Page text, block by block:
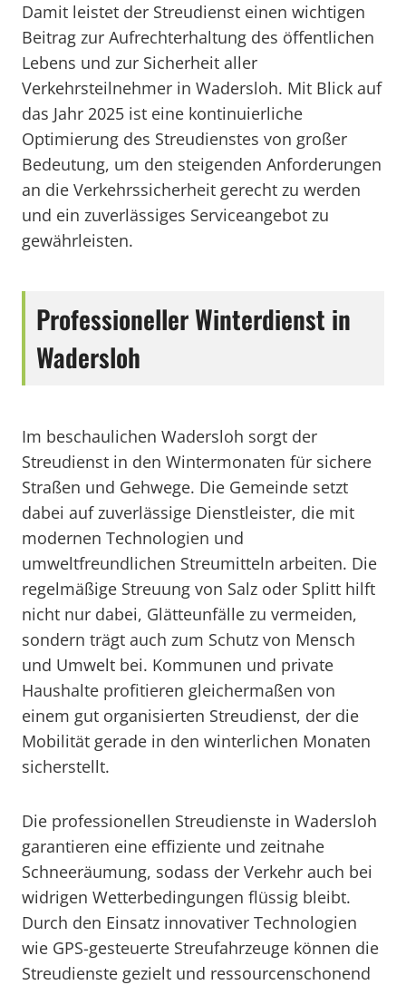
Damit leistet der Streudienst einen wichtigen
Beitrag zur Aufrechterhaltung des öffentlichen
Lebens und zur Sicherheit aller
Verkehrsteilnehmer in Wadersloh. Mit Blick auf
das Jahr 2025 ist eine kontinuierliche
Optimierung des Streudienstes von großer
Bedeutung, um den steigenden Anforderungen
an die Verkehrssicherheit gerecht zu werden
und ein zuverlässiges Serviceangebot zu
gewährleisten.
Professioneller Winterdienst in
Wadersloh
Im beschaulichen Wadersloh sorgt der
Streudienst in den Wintermonaten für sichere
Straßen und Gehwege. Die Gemeinde setzt
dabei auf zuverlässige Dienstleister, die mit
modernen Technologien und
umweltfreundlichen Streumitteln arbeiten. Die
regelmäßige Streuung von Salz oder Splitt hilft
nicht nur dabei, Glätteunfälle zu vermeiden,
sondern trägt auch zum Schutz von Mensch
und Umwelt bei. Kommunen und private
Haushalte profitieren gleichermaßen von
einem gut organisierten Streudienst, der die
Mobilität gerade in den winterlichen Monaten
sicherstellt.
Die professionellen Streudienste in Wadersloh
garantieren eine effiziente und zeitnahe
Schneeräumung, sodass der Verkehr auch bei
widrigen Wetterbedingungen flüssig bleibt.
Durch den Einsatz innovativer Technologien
wie GPS-gesteuerte Streufahrzeuge können die
Streudienste gezielt und ressourcenschonend